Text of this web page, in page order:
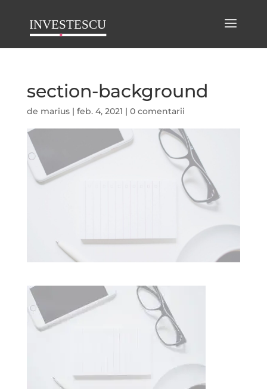
section-background
de marius| feb. 4, 2021 | 0 comentarii